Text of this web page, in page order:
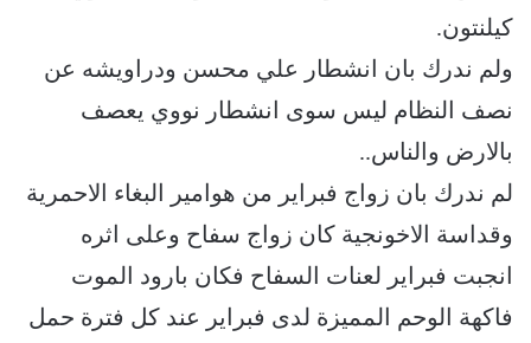
كيلنتون.
ولم ندرك بان انشطار علي محسن ودراويشه عن
نصف النظام ليس سوى انشطار نووي يعصف
بالارض والناس..
لم ندرك بان زواج فبراير من هوامير البغاء الاحمرية
وقداسة الاخونجية كان زواج سفاح وعلى اثره
انجبت فبراير لعنات السفاح فكان بارود الموت
فاكهة الوحم المميزة لدى فبراير عند كل فترة حمل